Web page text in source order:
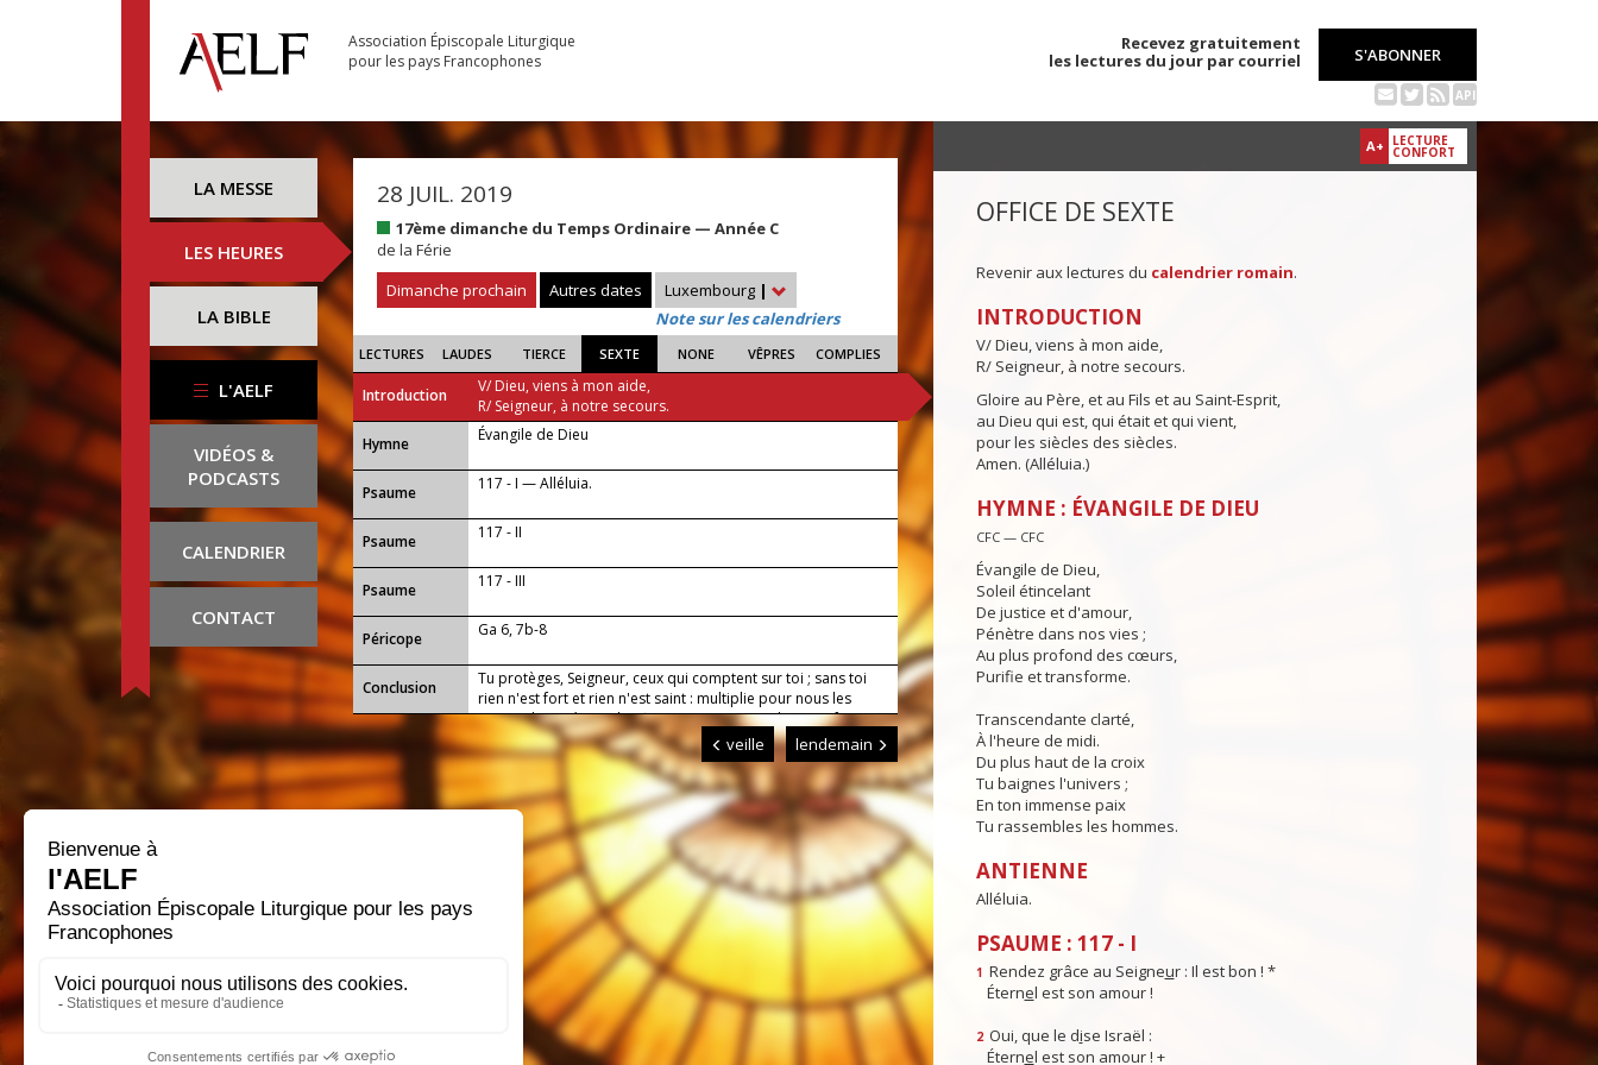
Association Épiscopale Liturgique
pour les pays Francophones
Recevez gratuitement
les lectures du jour par courriel
S'ABONNER
API
LA MESSE
LES HEURES
LA BIBLE
L'AELF
VIDÉOS &
PODCASTS
CALENDRIER
CONTACT
28 JUIL. 2019
17ème dimanche du Temps Ordinaire — Année C
de la Férie
Dimanche prochain
Autres dates Luxembourg |
Note sur les calendriers
LECTURES LAUDES TIERCE SEXTE NONE VÊPRES COMPLIES
Introduction
V/ Dieu, viens à mon aide,
R/ Seigneur, à notre secours.
...
Hymne Évangile de Dieu
Psaume 117 - I — Alléluia.
Psaume 117 - II
Psaume 117 - III
Péricope Ga 6, 7b-8
Conclusion
Tu protèges, Seigneur, ceux qui comptent sur toi ; sans toi
rien n'est fort et rien n'est saint : multiplie pour nous les
gestes de miséricorde afin que, sous ta conduite, en faisant
un bon usage des biens qui passent, nous puissions déjà
nous attacher à ceux qui demeurent.
veille lendemain
A+ LECTURE
CONFORT
OFFICE DE SEXTE
Revenir aux lectures du calendrier romain.
INTRODUCTION
V/ Dieu, viens à mon aide,
R/ Seigneur, à notre secours.
Gloire au Père, et au Fils et au Saint-Esprit,
au Dieu qui est, qui était et qui vient,
pour les siècles des siècles.
Amen. (Alléluia.)
HYMNE : ÉVANGILE DE DIEU
CFC — CFC
Évangile de Dieu,
Soleil étincelant
De justice et d'amour,
Pénètre dans nos vies ;
Au plus profond des cœurs,
Purifie et transforme.
Transcendante clarté,
À l'heure de midi.
Du plus haut de la croix
Tu baignes l'univers ;
En ton immense paix
Tu rassembles les hommes.
ANTIENNE
Alléluia.
PSAUME : 117 - I
1 Rendez grâce au Seigneur : Il est bon ! *
Éternel est son amour !
2 Oui, que le dise Israël :
Éternel est son amour ! +